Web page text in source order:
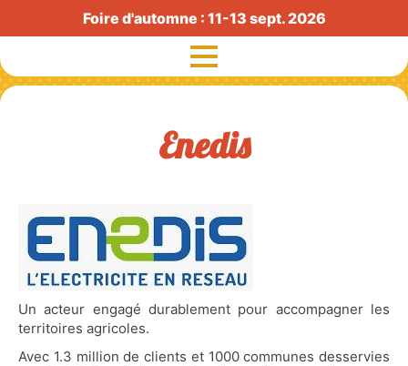
Foire d'automne : 11-13 sept. 2026
Histoire
Radio Foire
Exposants agricoles
Partenaires
Enedis
Un acteur engagé durablement pour accompagner les
territoires agricoles.
Avec 1.3 million de clients et 1000 communes desservies